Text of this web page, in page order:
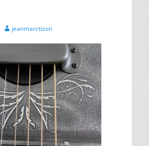
Authorjeanmarctizon